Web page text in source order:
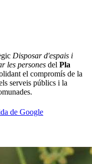
Disposar d'espais i
les persones del Pla
el compromís de la
serveis públics i la
de Google